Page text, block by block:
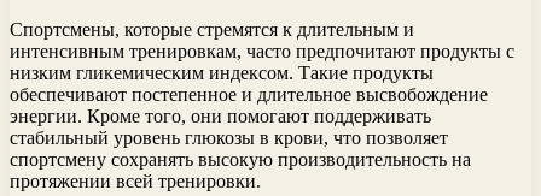
Спортсмены, которые стремятся к длительным и
интенсивным тренировкам, часто предпочитают продукты с
низким гликемическим индексом. Такие продукты
обеспечивают постепенное и длительное высвобождение
энергии. Кроме того, они помогают поддерживать
стабильный уровень глюкозы в крови, что позволяет
спортсмену сохранять высокую производительность на
протяжении всей тренировки.